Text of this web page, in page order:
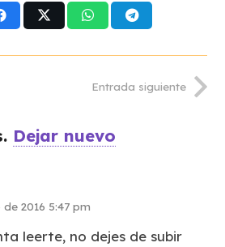
Entrada siguiente
. Dejar nuevo
2016 5:47 pm
leerte, no dejes de subir